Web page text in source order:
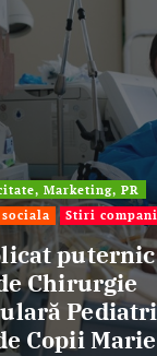
Publicitate,
30 de ani